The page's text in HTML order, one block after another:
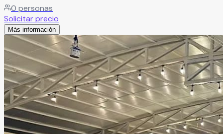
funcionalidad y ambiente para crear celebraciones únicas.
Leer más
0 personas
Solicitar precio
Más información